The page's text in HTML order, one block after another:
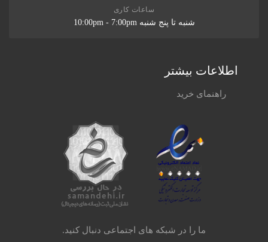
ساعات کاری
شنبه تا پنج شنبه 10:00pm - 7:00pm
اطلاعات بیشتر
راهنمای خرید
ما را در شبکه های اجتماعی دنبال کنید.